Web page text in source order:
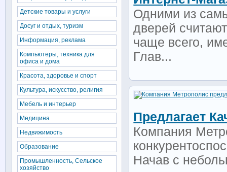
Одними из
дверей
чаще всего,
Глав...
Предлагает
Компания
Начав с
Детские товары и услуги
Досуг и отдых, туризм
Информация, реклама
Компьютеры, техника для
офиса и дома
Красота, здоровье и спорт
Культура, искусство, религия
Мебель и интерьер
Медицина
Недвижимость
Образование
Промышленность, Сельское
хозяйство